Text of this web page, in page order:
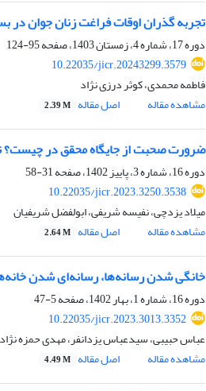
تجربه گذران اوقات فراغت زنان جوان در
دوره 17، شماره 4، زمستان 1403، صفحه
95-124
10.22035/jicr.20243299.3579
فاطمه محمدی، کوثر درزی نژاد
مشاهده مقاله
اصل مقاله 2.39 M
ضرورت صحبت از جایگاه محقق در چیست؟
دوره 16، شماره 3، پاییز 1402، صفحه
31-58
10.22035/jicr.2023.3250.3538
میلاد یزدچی، نفیسه شریفی، ابولفضل شریفیان
مشاهده مقاله
اصل مقاله 2.64 M
خانگی ‏شدن رسانه‏‌ها، رسانه‌‏ای‏ شدن
دوره 16، شماره 1، بهار 1402، صفحه
5-47
10.22035/jicr.2023.3013.3352
عباس حبیبی، سیدعباس یزدانفر، مهدی حمزه
مشاهده مقاله
اصل مقاله 4.49 M